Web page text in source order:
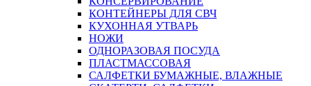
КОНТЕЙНЕРЫ ДЛЯ СВЧ
КУХОННАЯ УТВАРЬ
НОЖИ
ОДНОРАЗОВАЯ ПОСУДА
ПЛАСТМАССОВАЯ
САЛФЕТКИ БУМАЖНЫЕ, ВЛАЖНЫЕ